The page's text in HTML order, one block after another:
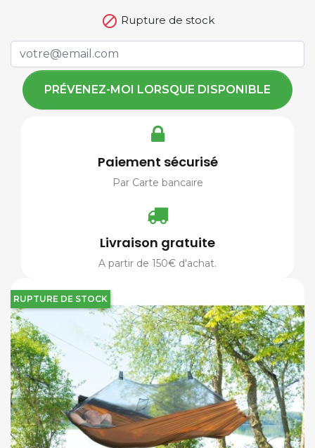
RUPTURE DE STOCK
 Rupture de stock
PRÉVENEZ-MOI LORSQUE DISPONIBLE
Paiement sécurisé
Par Carte bancaire
Livraison gratuite
A partir de 150€ d'achat.